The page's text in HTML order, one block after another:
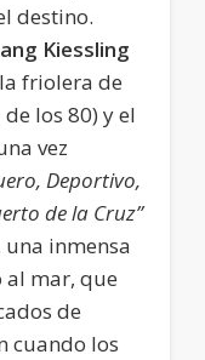
destino.
Kiessling
friolera de
los 80) y el
vez
Deportivo,
de la Cruz”
inmensa
mar, que
de
cuando los